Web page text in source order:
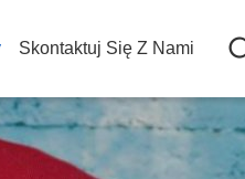
Skontaktuj Się Z Nami